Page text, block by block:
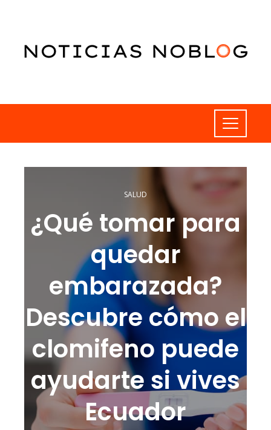
SALUD
¿Qué tomar para
quedar
embarazada?
Descubre cómo el
clomifeno puede
ayudarte si vives
Ecuador